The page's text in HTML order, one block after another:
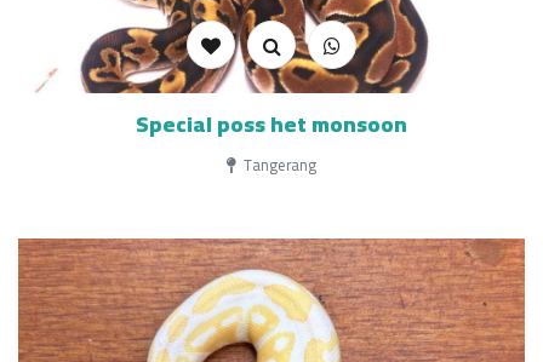
Special poss het monsoon
Tangerang